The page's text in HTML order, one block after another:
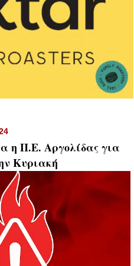
η Π.Ε. Αργολίδας για
Κυριακή